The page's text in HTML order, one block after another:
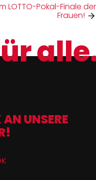
LOTTO-Pokal-Finale der
Frauen!
UNSERE